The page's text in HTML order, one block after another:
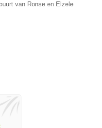
van Ronse en Elzele